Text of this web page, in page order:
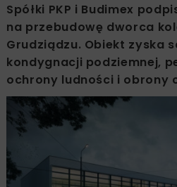
Spółki PKP i Budimex
na przebudowę dworca
Grudziądzu. Obiekt zyska
kondygnacji podziemnej,
ochrony ludności i obrony